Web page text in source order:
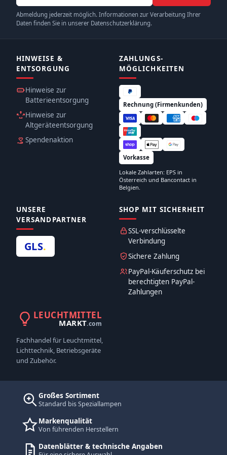
Abmeldung jederzeit möglich. Informationen zur Verarbeitung Ihrer
Daten finden Sie in unserer Datenschutzerklärung.
HINWEISE &
ENTSORGUNG
Hinweise zur
Batterieentsorgung
Hinweise zur
Altgeräteentsorgung
Spendenaktion
ZAHLUNGS­
MÖGLICHKEITEN
Rechnung (Firmenkunden)
Vorkasse
Lokale Zahlarten: EPS in
Österreich und Bancontact in
Belgien.
UNSERE
VERSANDPARTNER
GLS.
SHOP MIT SICHERHEIT
SSL-verschlüsselte
Verbindung
Sichere Zahlung
PayPal-Käuferschutz bei
berechtigten PayPal-
Zahlungen
LEUCHTMITTEL
MARKT.com
Fachhandel für Leuchtmittel,
Lichttechnik, Betriebsgeräte
und Zubehör.
Großes Sortiment
Standard bis Speziallampen
Markenqualität
Von führenden Herstellern
Datenblätter & technische Angaben